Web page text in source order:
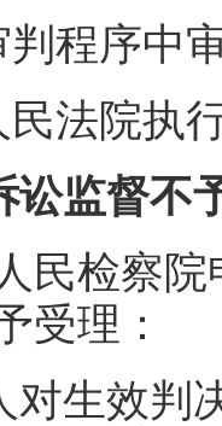
序中审
院执行
讼监督不
检察院
受理：
生效判决